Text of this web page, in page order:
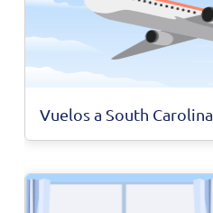
Vuelos a South Carolina